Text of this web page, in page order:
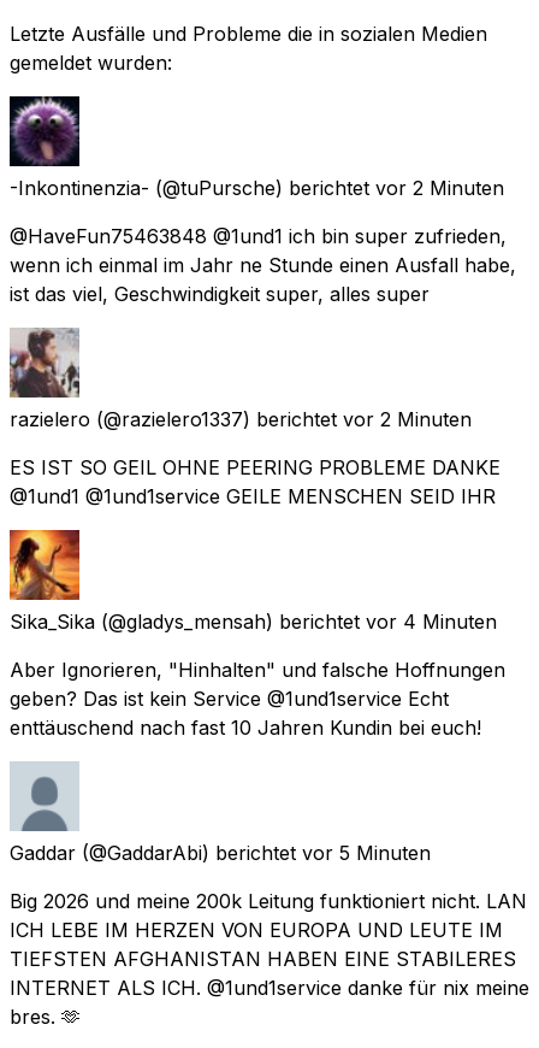
Letzte Ausfälle und Probleme die in sozialen Medien
gemeldet wurden:
-Inkontinenzia- (@tuPursche) berichtet vor 2 Minuten
@HaveFun75463848 @1und1 ich bin super zufrieden,
wenn ich einmal im Jahr ne Stunde einen Ausfall habe,
ist das viel, Geschwindigkeit super, alles super
razielero (@razielero1337) berichtet vor 2 Minuten
ES IST SO GEIL OHNE PEERING PROBLEME DANKE
@1und1 @1und1service GEILE MENSCHEN SEID IHR
Sika_Sika (@gladys_mensah) berichtet vor 4 Minuten
Aber Ignorieren, "Hinhalten" und falsche Hoffnungen
geben? Das ist kein Service @1und1service Echt
enttäuschend nach fast 10 Jahren Kundin bei euch!
Gaddar (@GaddarAbi) berichtet vor 5 Minuten
Big 2026 und meine 200k Leitung funktioniert nicht. LAN
ICH LEBE IM HERZEN VON EUROPA UND LEUTE IM
TIEFSTEN AFGHANISTAN HABEN EINE STABILERES
INTERNET ALS ICH. @1und1service danke für nix meine
bres. 🫶